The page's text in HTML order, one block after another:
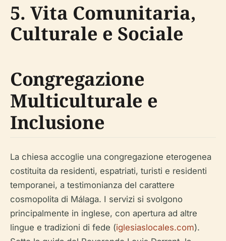
5. Vita Comunitaria,
Culturale e Sociale
Congregazione
Multiculturale e
Inclusione
La chiesa accoglie una congregazione eterogenea
costituita da residenti, espatriati, turisti e residenti
temporanei, a testimonianza del carattere
cosmopolita di Málaga. I servizi si svolgono
principalmente in inglese, con apertura ad altre
lingue e tradizioni di fede (iglesiaslocales.com).